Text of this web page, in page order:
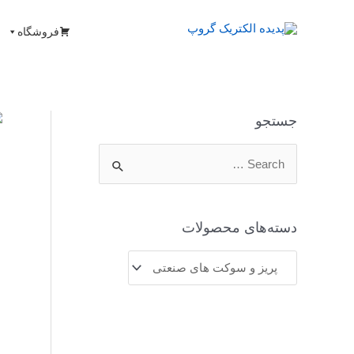
فروشگاه
جستجو
دسته‌های محصولات